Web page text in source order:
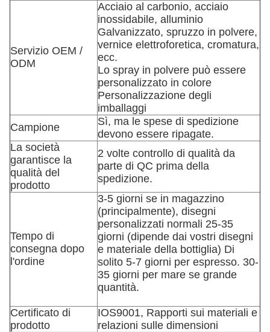
Servizio OEM /
ODM
Acciaio al carbonio, acciaio
inossidabile, alluminio
Galvanizzato, spruzzo in polvere,
vernice elettroforetica, cromatura,
ecc.
Lo spray in polvere può essere
personalizzato in colore
Personalizzazione degli
imballaggi
Campione
Sì, ma le spese di spedizione
devono essere ripagate.
La società
garantisce la
qualità del
prodotto
2 volte controllo di qualità da
parte di QC prima della
spedizione.
Tempo di
consegna dopo
l'ordine
3-5 giorni se in magazzino
(principalmente), disegni
personalizzati normali 25-35
giorni (dipende dai vostri disegni
e materiale della bottiglia) Di
solito 5-7 giorni per espresso. 30-
35 giorni per mare se grande
quantità.
Certificato di
prodotto
IOS9001, Rapporti sui materiali e
relazioni sulle dimensioni